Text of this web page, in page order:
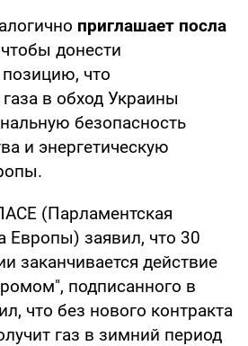
приглашает посла
донести
что
в обход Украины
безопасность
и энергетическую
(Парламентская
Европы) заявил, что 30
заканчивается действие
подписанного в
что без нового контракта
газ в зимний период